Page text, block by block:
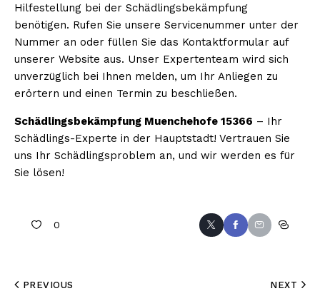
Hilfestellung bei der Schädlingsbekämpfung
benötigen. Rufen Sie unsere Servicenummer unter der
Nummer an oder füllen Sie das Kontaktformular auf
unserer Website aus. Unser Expertenteam wird sich
unverzüglich bei Ihnen melden, um Ihr Anliegen zu
erörtern und einen Termin zu beschließen.
Schädlingsbekämpfung Muenchehofe 15366 – Ihr
Schädlings-Experte in der Hauptstadt! Vertrauen Sie
uns Ihr Schädlingsproblem an, und wir werden es für
Sie lösen!
0
PREVIOUS NEXT